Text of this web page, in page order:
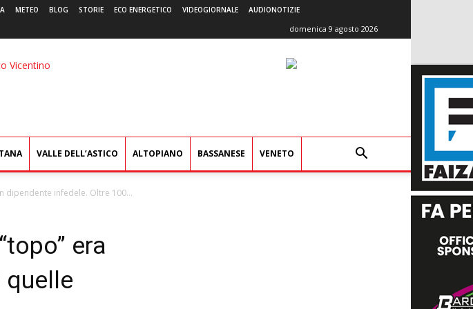
METEO BLOG STORIE ECO ENERGETICO VIDEOGIORNALE AUDIONOTIZIE
domenica 9 agosto 2026
L'Eco
VALLE DELL’ASTICO ALTOPIANO BASSANESE VENETO
dipendente infedele. Oltre 100...
era
quelle